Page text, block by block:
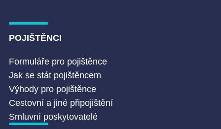
POJIŠTĚNCI
Formuláře pro pojištěnce
Jak se stát pojištěncem
Výhody pro pojištěnce
Cestovní a jiné připojištění
Smluvní poskytovatelé